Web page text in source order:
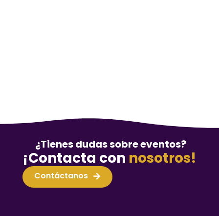
¿Tienes dudas sobre eventos?
¡Contacta con nosotros!
Contáctanos